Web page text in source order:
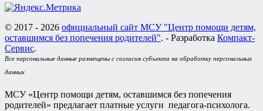
© 2017 - 2026 официальный сайт МСУ "Центр помощи детям,
оставшимся без попечения родителей". - Разработка Компакт-
Сервис.
Все персональные данные размещены с согласия субъекта на обработку персональных
данных
МСУ «Центр помощи детям, оставшимся без попечения
родителей» предлагает платные услуги педагога-психолога.